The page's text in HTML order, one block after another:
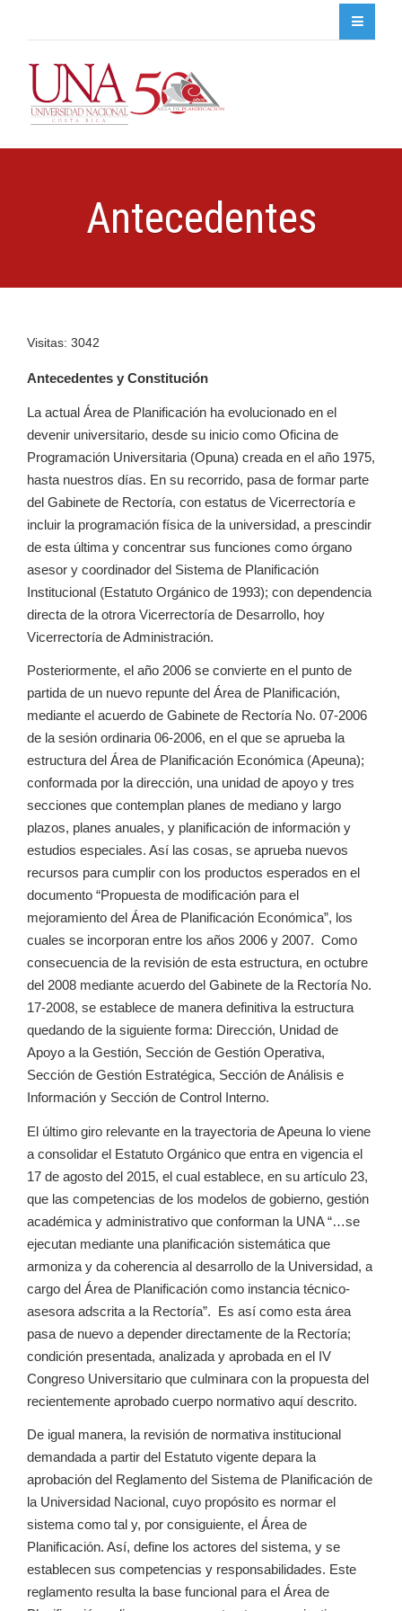
Antecedentes
Visitas: 3042
Antecedentes y Constitución
La actual Área de Planificación ha evolucionado en el
devenir universitario, desde su inicio como Oficina de
Programación Universitaria (Opuna) creada en el año 1975,
hasta nuestros días. En su recorrido, pasa de formar parte
del Gabinete de Rectoría, con estatus de Vicerrectoría e
incluir la programación física de la universidad, a prescindir
de esta última y concentrar sus funciones como órgano
asesor y coordinador del Sistema de Planificación
Institucional (Estatuto Orgánico de 1993); con dependencia
directa de la otrora Vicerrectoría de Desarrollo, hoy
Vicerrectoría de Administración.
Posteriormente, el año 2006 se convierte en el punto de
partida de un nuevo repunte del Área de Planificación,
mediante el acuerdo de Gabinete de Rectoría No. 07-2006
de la sesión ordinaria 06-2006, en el que se aprueba la
estructura del Área de Planificación Económica (Apeuna);
conformada por la dirección, una unidad de apoyo y tres
secciones que contemplan planes de mediano y largo
plazos, planes anuales, y planificación de información y
estudios especiales. Así las cosas, se aprueba nuevos
recursos para cumplir con los productos esperados en el
documento “Propuesta de modificación para el
mejoramiento del Área de Planificación Económica”, los
cuales se incorporan entre los años 2006 y 2007. Como
consecuencia de la revisión de esta estructura, en octubre
del 2008 mediante acuerdo del Gabinete de la Rectoría No.
17-2008, se establece de manera definitiva la estructura
quedando de la siguiente forma: Dirección, Unidad de
Apoyo a la Gestión, Sección de Gestión Operativa,
Sección de Gestión Estratégica, Sección de Análisis e
Información y Sección de Control Interno.
El último giro relevante en la trayectoria de Apeuna lo viene
a consolidar el Estatuto Orgánico que entra en vigencia el
17 de agosto del 2015, el cual establece, en su artículo 23,
que las competencias de los modelos de gobierno, gestión
académica y administrativo que conforman la UNA “…se
ejecutan mediante una planificación sistemática que
armoniza y da coherencia al desarrollo de la Universidad, a
cargo del Área de Planificación como instancia técnico-
asesora adscrita a la Rectoría”. Es así como esta área
pasa de nuevo a depender directamente de la Rectoría;
condición presentada, analizada y aprobada en el IV
Congreso Universitario que culminara con la propuesta del
recientemente aprobado cuerpo normativo aquí descrito.
De igual manera, la revisión de normativa institucional
demandada a partir del Estatuto vigente depara la
aprobación del Reglamento del Sistema de Planificación de
la Universidad Nacional, cuyo propósito es normar el
sistema como tal y, por consiguiente, el Área de
Planificación. Así, define los actores del sistema, y se
establecen sus competencias y responsabilidades. Este
reglamento resulta la base funcional para el Área de